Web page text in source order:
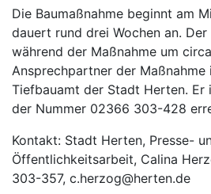
Die Baumaßnahme beginnt am
dauert rund drei Wochen an.
während der Maßnahme um
Ansprechpartner der
Tiefbauamt der Stadt Herten.
der Nummer 02366 303-428
Kontakt: Stadt Herten, Presse-
Öffentlichkeitsarbeit, Calina
303-357, c.herzog@herten.de